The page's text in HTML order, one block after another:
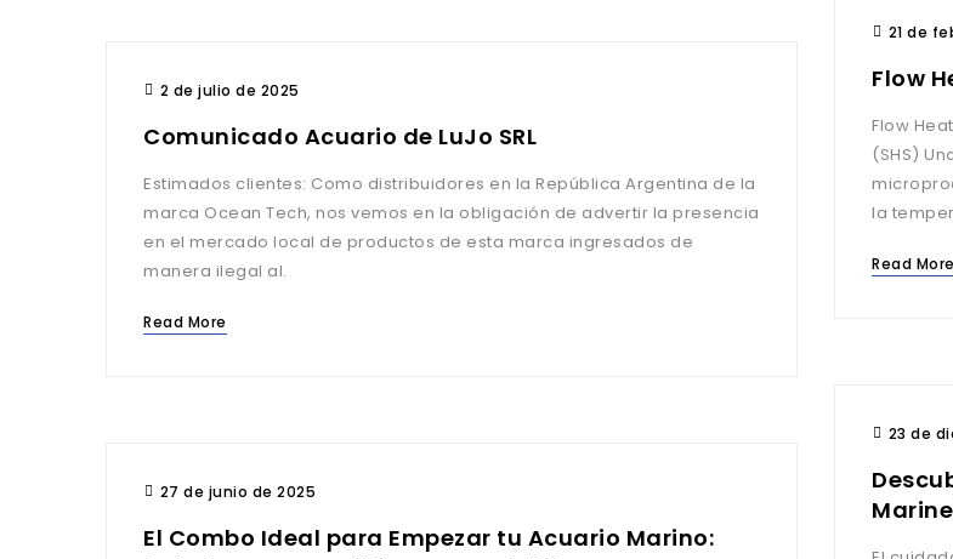
2 de julio de 2025
Comunicado Acuario de LuJo SRL
Estimados clientes: Como distribuidores en la República Argentina de la
marca Ocean Tech, nos vemos en la obligación de advertir la presencia
en el mercado local de productos de esta marca ingresados de
manera ilegal al.
Read More
27 de junio de 2025
El Combo Ideal para Empezar tu Acuario Marino:
21 de
Flow
Flow
(SHS)
la
Read More
23 de